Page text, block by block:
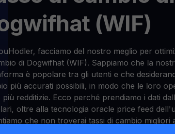
(WIF)
facciamo del nostro meglio per
di Dogwifhat (WIF). Sappiamo che la
è popolare tra gli utenti e che
più accurati possibili, in modo che le loro
più redditizie. Ecco perché prendiamo i dati
oltre alla tecnologia oracle price feed
che non troverai tassi di cambio migliori